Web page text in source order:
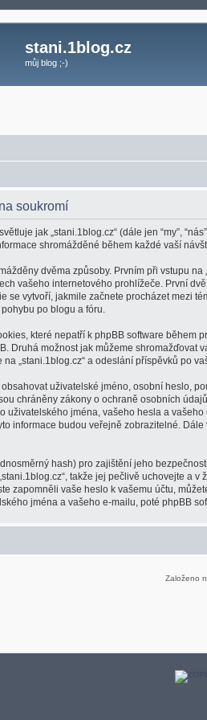
stani.1blog.cz
můj blog ;-)
soukromí
jak „stani.1blog.cz“ (dále jen “my”,
shromážděné během každé vaší
dvěma způsoby. Prvním při vstupu
vašeho internetového prohlížeče. První
se vytvoří, jakmile začnete procházet mezi
po blogu a fóru.
které nepatří k phpBB software během
Druhá možnost jak můžeme
„stani.1blog.cz“ a odeslání příspěvků po
uživatelské jméno, osobní heslo,
chráněny zákony o ochraně osobních
uživatelského jména, vašeho hesla a
informace budou veřejně zobrazitelné.
hash) pro zajištění jeho
takže jej pečlivě uchovejte a
zapomněli vaše heslo k vašemu účtu,
jména a vašeho e-mailu, poté phpBB
Založeno